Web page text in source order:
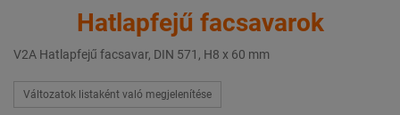
Hatlapfejű facsavarok
V2A Hatlapfejű facsavar, DIN 571, H8 x 60 mm
Változatok listaként való megjelenítése